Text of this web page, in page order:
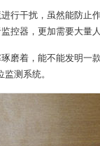
干扰，虽然能防止
控器，更加需要大量
着，能不能发明一
测系统。